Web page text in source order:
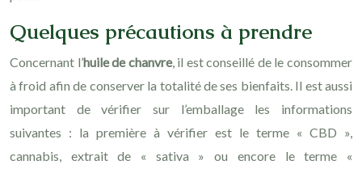
Quelques précautions à prendre
Concernant l’huile de chanvre, il est conseillé de le consommer
à froid afin de conserver la totalité de ses bienfaits. Il est aussi
important de vérifier sur l’emballage les informations
suivantes : la première à vérifier est le terme « CBD »,
cannabis, extrait de « sativa » ou encore le terme «